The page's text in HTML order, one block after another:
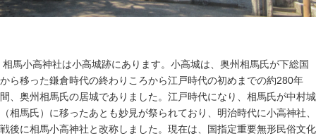
相馬小高神社は小高城跡にあります。小高城は、奥州相馬氏が下総国
から移った鎌倉時代の終わりころから江戸時代の初めまでの約280年
間、奥州相馬氏の居城でありました。 江戸時代になり、相馬氏が中村城
（相馬氏）に移ったあとも妙見が祭られており、明治時代に小高神社、
戦後に相馬小高神社と改称しました。現在は、国指定重要無形民俗文化